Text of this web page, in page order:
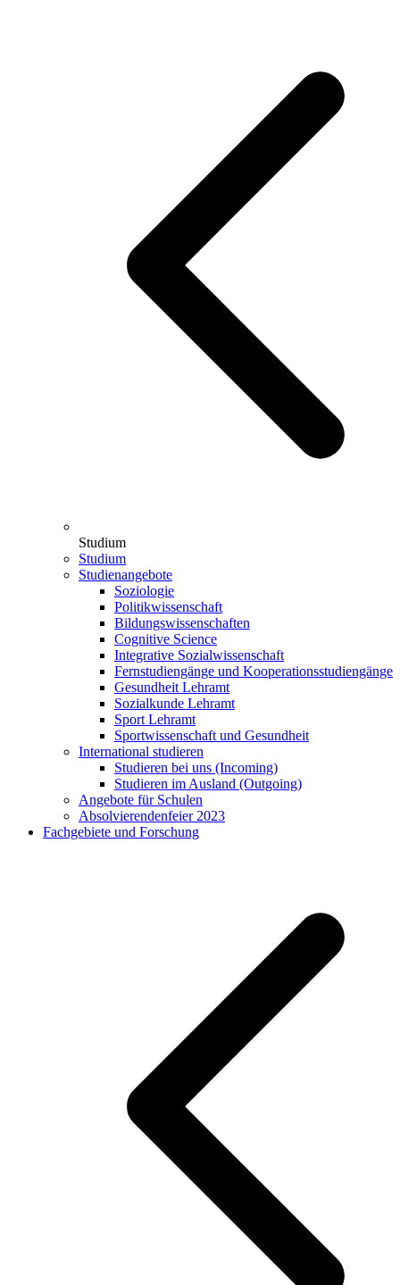
Studium
Studium
Studienangebote
Soziologie
Politikwissenschaft
Bildungswissenschaften
Cognitive Science
Integrative Sozialwissenschaft
Fernstudiengänge und Kooperationsstudiengänge
Gesundheit Lehramt
Sozialkunde Lehramt
Sport Lehramt
Sportwissenschaft und Gesundheit
International studieren
Studieren bei uns (Incoming)
Studieren im Ausland (Outgoing)
Angebote für Schulen
Absolvierendenfeier 2023
Fachgebiete und Forschung